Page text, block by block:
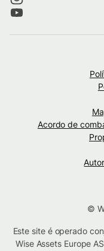
Acordo de
©
Este site é operado
Wise Assets Europe